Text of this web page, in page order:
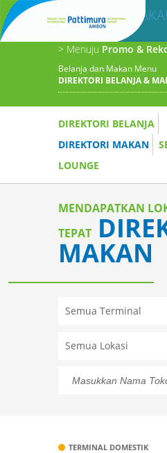
BELANJA &
> Menuju Promo &
Belanja dan Makan Menu
DIREKTORI BELANJA &
DIREKTORI BELANJA
DIREKTORI MAKAN
LOUNGE
MENDAPATKAN
TEPAT
MAKAN
Semua Terminal
Semua Lokasi
TERMINAL DOMESTIK